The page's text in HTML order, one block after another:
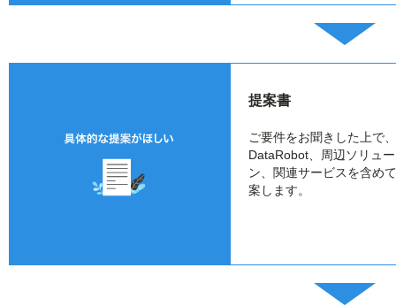
提案書
ご要件をお聞きした上で、
DataRobot、周辺ソリュ
ン、関連サービスを含め
案します。